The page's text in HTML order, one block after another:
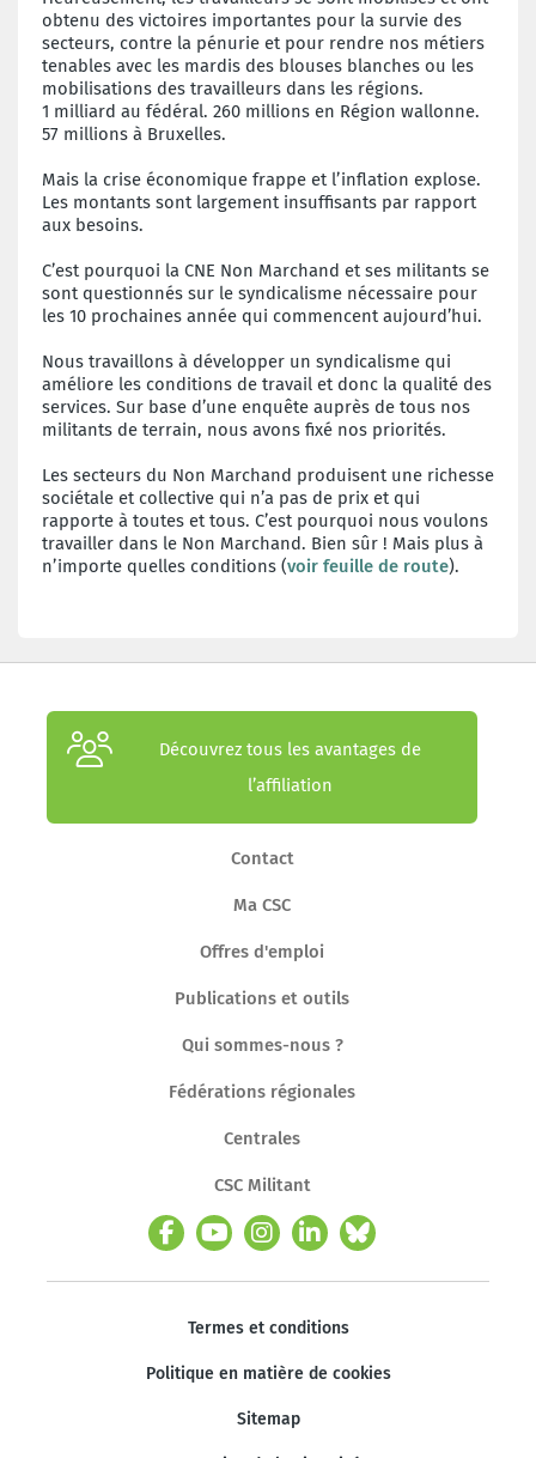
obtenu des victoires importantes pour la survie des
secteurs, contre la pénurie et pour rendre nos métiers
tenables avec les mardis des blouses blanches ou les
mobilisations des travailleurs dans les régions.
1 milliard au fédéral. 260 millions en Région wallonne.
57 millions à Bruxelles.
Mais la crise économique frappe et l’inflation explose.
Les montants sont largement insuffisants par rapport
aux besoins.
C’est pourquoi la CNE Non Marchand et ses militants se
sont questionnés sur le syndicalisme nécessaire pour
les 10 prochaines année qui commencent aujourd’hui.
Nous travaillons à développer un syndicalisme qui
améliore les conditions de travail et donc la qualité des
services. Sur base d’une enquête auprès de tous nos
militants de terrain, nous avons fixé nos priorités.
Les secteurs du Non Marchand produisent une richesse
sociétale et collective qui n’a pas de prix et qui
rapporte à toutes et tous. C’est pourquoi nous voulons
travailler dans le Non Marchand. Bien sûr ! Mais plus à
n’importe quelles conditions (voir feuille de route).
Découvrez tous les avantages de
l’affiliation
Contact
Ma CSC
Offres d'emploi
Publications et outils
Qui sommes-nous ?
Fédérations régionales
Centrales
CSC Militant
Termes et conditions
Politique en matière de cookies
Sitemap